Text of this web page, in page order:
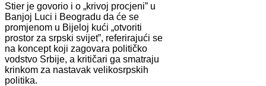
Stier je govorio i o „krivoj procjeni” u
Banjoj Luci i Beogradu da će se
promjenom u Bijeloj kući „otvoriti
prostor za srpski svijet”, referirajući se
na koncept koji zagovara političko
vodstvo Srbije, a kritičari ga smatraju
krinkom za nastavak velikosrpskih
politika.